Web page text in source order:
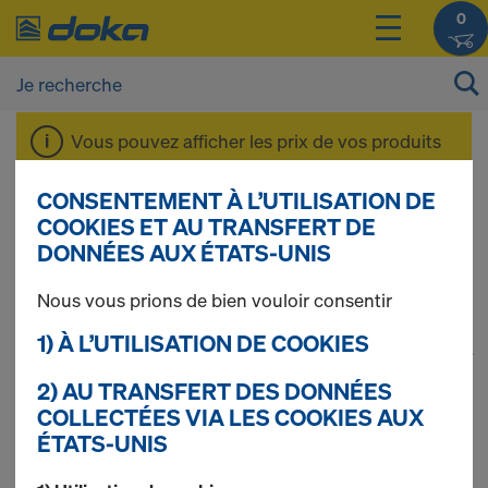
0
Vous pouvez afficher les prix de vos produits
après vous êtreconnecté(e)ouinscrit(e).
Dokadek 30
34 produits trouvés
Le plus recherché
Étai Doka Eurex 20 top
CONSENTEMENT À L’UTILISATION DE
COOKIES ET AU TRANSFERT DE
DONNÉES AUX ÉTATS-UNIS
Nous vous prions de bien vouloir consentir
1) À L’UTILISATION DE COOKIES
2) AU TRANSFERT DES DONNÉES
COLLECTÉES VIA LES COOKIES AUX
ÉTATS-UNIS